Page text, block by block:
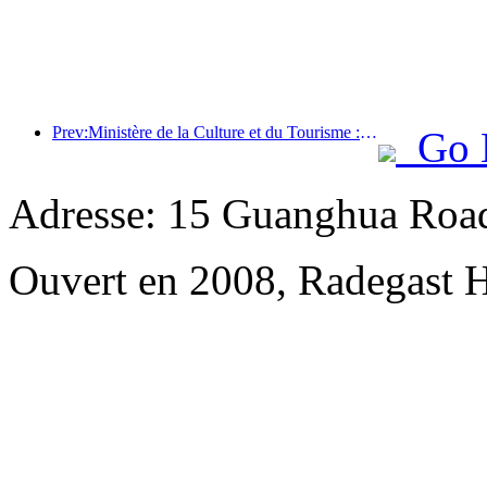
Prev:Ministère de la Culture et du Tourisme : Lancement de 22 activités thématiques réparties dans 7 grandes régions
Go
Adresse: 15 Guanghua
Ouvert en 2008,